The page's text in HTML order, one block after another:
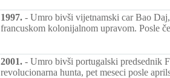
1997. - Umro bivši vijetnamski car Bao
francuskom kolonijalnom upravom. Posle
2001. - Umro bivši portugalski predsednik
revolucionarna hunta, pet meseci posle